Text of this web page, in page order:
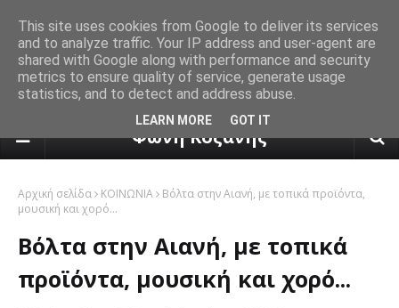
πρόγνωση καιρού από το
Φωνή Κοζάνης
Αρχική σελίδα ΚΟΙΝΩΝΙΑ
Βόλτα στην Αιανή, με τοπικά προϊόντα,
μουσική και χορό...
Βόλτα στην Αιανή, με τοπικά
προϊόντα, μουσική και χορό...
This site uses cookies from Google to deliver its services
and to analyze traffic. Your IP address and user-agent are
shared with Google along with performance and security
metrics to ensure quality of service, generate usage
statistics, and to detect and address abuse.
LEARN MORE GOT IT